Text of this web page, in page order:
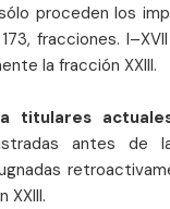
proceden los
fracciones. I–XVII
la fracción XXIII.
titulares
antes de
XXIII.